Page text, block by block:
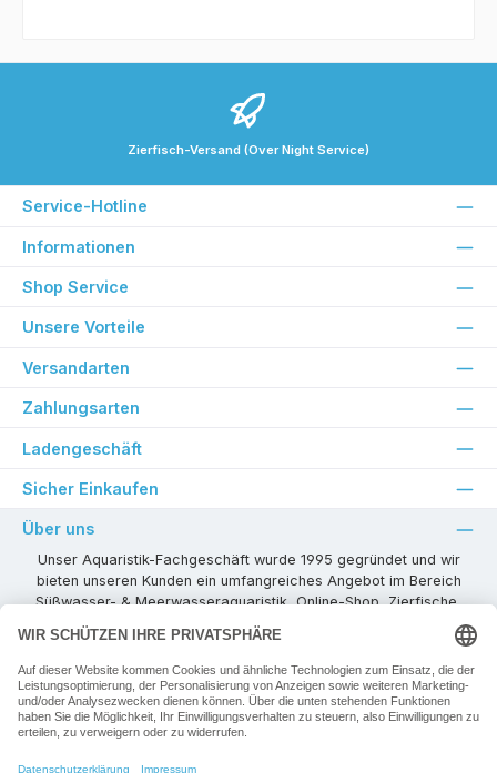
Zierfisch-Versand (Over Night Service)
Service-Hotline
Informationen
Shop Service
Unsere Vorteile
Versandarten
Zahlungsarten
Ladengeschäft
Sicher Einkaufen
Über uns
Unser Aquaristik-Fachgeschäft wurde 1995 gegründet und wir
bieten unseren Kunden ein umfangreiches Angebot im Bereich
Süßwasser- & Meerwasseraquaristik, Online-Shop, Zierfische,
Pflanzen, Aquarienkombinationen, Technikzubehör usw. ! Als
kompetenter Aquaristik-Fachhandelspartner stehen wir Ihnen für
alle Ihre Projekte und Einrichtungs- oder Besatzwünsche zur
Verfügung!
Besuchen Sie uns in unseren Räumlichkeiten oder senden Sie uns